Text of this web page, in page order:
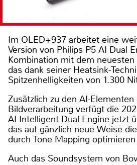
Im OLED+937 arbeitet eine
Version von Philips P5 AI Dual
Kombination mit dem neuesten
das dank seiner Heatsink-
Spitzenhelligkeiten von 1.300
Zusätzlich zu den AI-Elementen
Bildverarbeitung verfügt die
AI Intelligent Dual Engine jetzt
das auf gänzlich neue Weise
durch Tone Mapping
Auch das Soundsystem von